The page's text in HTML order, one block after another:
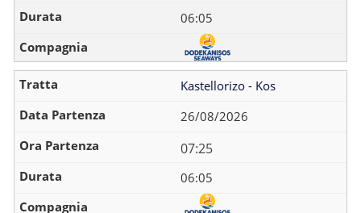
06:05
Kastellorizo - Kos
26/08/2026
07:25
06:05